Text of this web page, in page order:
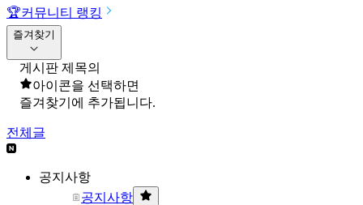
🏆커뮤니티 랭킹
즐겨찾기
게시판 제목의
아이콘을 선택하면
즐겨찾기에 추가됩니다.
전체글
공지사항
공지사항